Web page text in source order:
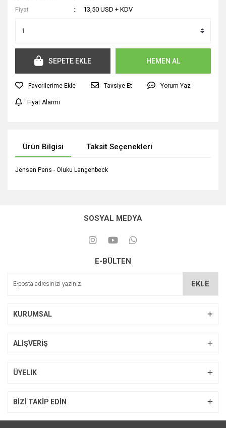
Fiyat
13,50 USD + KDV
SEPETE EKLE HEMEN AL
Tavsiye Et Yorum Yaz
Fiyat Alarmı
Ürün Bilgisi Taksit Seçenekleri
Jensen Pens - Oluku Langenbeck
SOSYAL MEDYA
E-BÜLTEN
EKLE
KURUMSAL
ALIŞVERİŞ
ÜYELİK
BİZİ TAKİP EDİN